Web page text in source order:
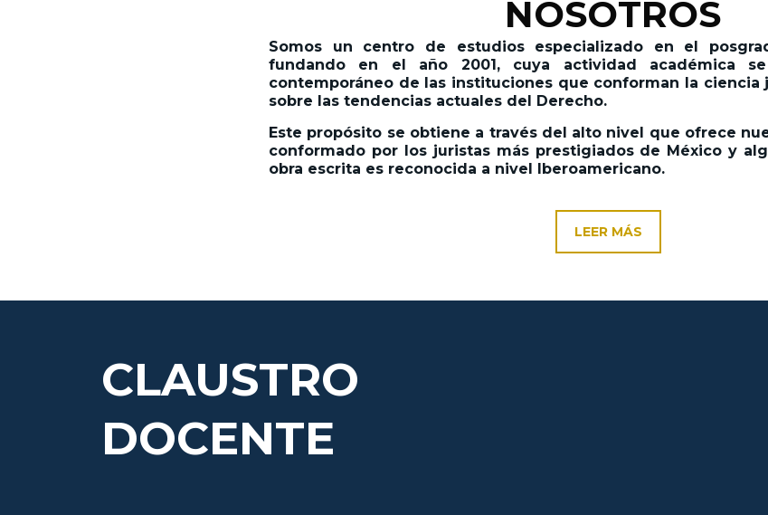
NOSOTROS
Somos un centro de estudios especializado en el
fundando en el año 2001,cuya actividad académica
contemporáneo de las instituciones que conforman la
sobre las tendencias actuales del Derecho.
Este propósito se obtiene a través del alto nivel que ofrece
conformado por los juristas más prestigiados de México y
obra escrita es reconocida a nivel Iberoamericano.
LEER MÁS
CLAUSTRO
DOCENTE